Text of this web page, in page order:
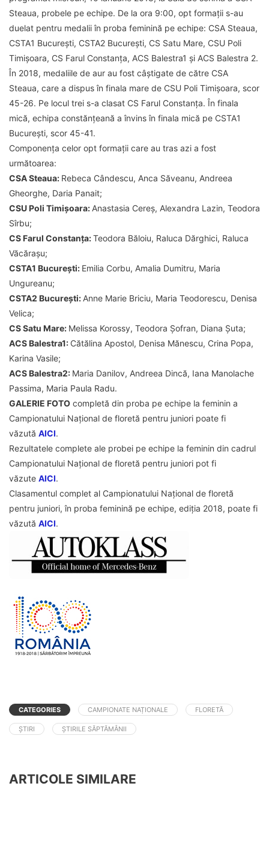
Steaua, probele pe echipe. De la ora 9:00, opt formații s-au
duelat pentru medalii în proba feminină pe echipe: CSA Steaua,
CSTA1 București, CSTA2 București, CS Satu Mare, CSU Poli
Timișoara, CS Farul Constanța, ACS Balestra1 și ACS Balestra 2.
În 2018, medaliile de aur au fost câștigate de către CSA
Steaua, care a dispus în finala mare de CSU Poli Timișoara, scor
45-26. Pe locul trei s-a clasat CS Farul Constanța. În finala
mică, echipa constănțeană a învins în finala mică pe CSTA1
București, scor 45-41.
Componența celor opt formații care au tras azi a fost
următoarea:
CSA Steaua: Rebeca Cândescu, Anca Săveanu, Andreea
Gheorghe, Daria Panait;
CSU Poli Timișoara: Anastasia Cereș, Alexandra Lazin, Teodora
Sîrbu;
CS Farul Constanța:Teodora Băloiu, Raluca Dărghici, Raluca
Văcărașu;
CSTA1 București: Emilia Corbu, Amalia Dumitru, Maria
Ungureanu;
CSTA2 București: Anne Marie Briciu, Maria Teodorescu, Denisa
Velica;
CS Satu Mare: Melissa Korossy, Teodora Șofran, Diana Șuta;
ACS Balestra1: Cătălina Apostol, Denisa Mănescu, Crina Popa,
Karina Vasile;
ACS Balestra2: Maria Danilov, Andreea Dincă, Iana Manolache
Passima, Maria Paula Radu.
GALERIE FOTO completă din proba pe echipe la feminin a
Campionatului Național de floretă pentru juniori poate fi
văzută AICI.
Rezultatele complete ale probei pe echipe la feminin din cadrul
Campionatului Național de floretă pentru juniori pot fi
văzute AICI.
Clasamentul complet al Campionatului Național de floretă
pentru juniori, în proba feminină pe echipe, ediția 2018, poate fi
văzută AICI.
CATEGORIES CAMPIONATE NAȚIONALE FLORETĂ
ȘTIRI ȘTIRILE SĂPTĂMÂNII
ARTICOLE SIMILARE